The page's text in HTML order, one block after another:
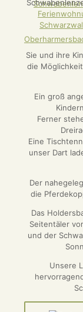
Sie und ihre
die
Ein groß
Ferner
Eine
unser Dart
Der
die
Das
Seitentäler
und der
Unsere